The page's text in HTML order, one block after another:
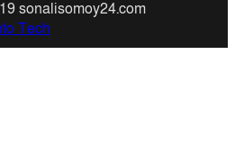
sonalisomoy24.com
Tech